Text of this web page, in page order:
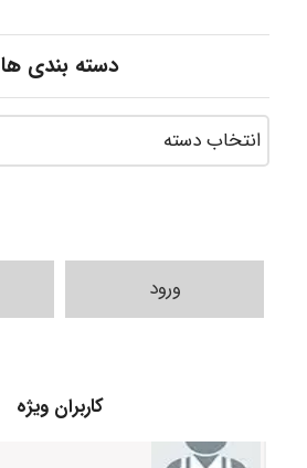
دسته بندی ها
ورود
کاربران ویژه